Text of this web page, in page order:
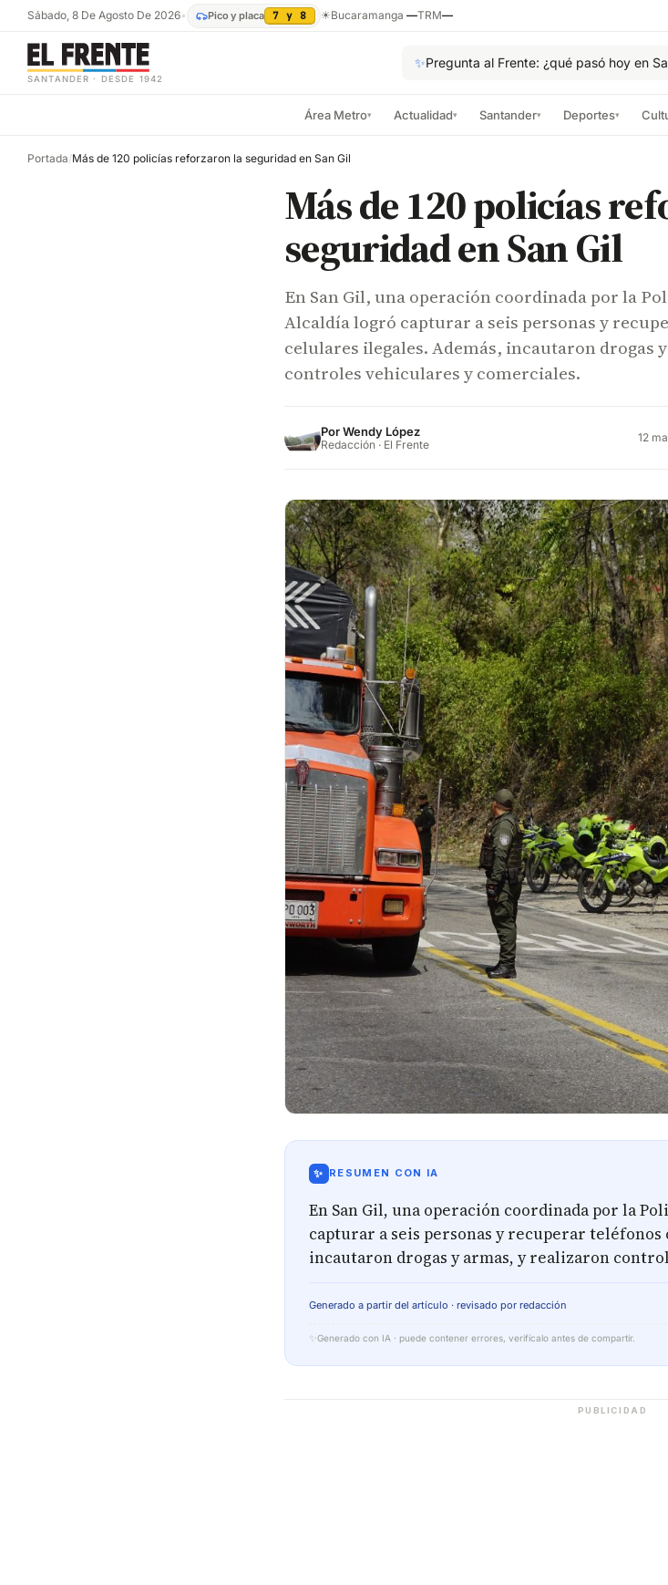
Sábado, 8 De Agosto De 2026• Pico y placa 7 y 8 ☀Bucaramanga —TRM—
SANTANDER · DESDE 1942
✨Pregunta al Frente: ¿qué pasó hoy en
Área Metro▾ Actualidad▾ Santander▾ Deportes▾
Portada/Más de 120 policías reforzaron la seguridad en San Gil
Más de 120 policías
seguridad en San Gil
En San Gil, una operación coordinada por la
Alcaldía logró capturar a seis personas y
celulares ilegales. Además, incautaron drogas
controles vehiculares y comerciales.
PorWendy López
Redacción · El Frente 12
✨ RESUMEN CON IA
En San Gil, una operación coordinada por la
capturar a seis personas y recuperar teléfonos
incautaron drogas y armas, y realizaron
Generado a partir del artículo · revisado por redacción
✨ Generado con IA · puede contener errores, verifícalo antes de compartir.
PUBLICIDAD